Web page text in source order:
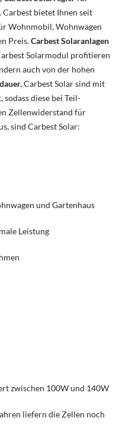
Carbest bietet Ihnen seit
Wohnmobil, Wohnwagen
Preis.Carbest Solaranlagen
Solarmodul profitieren
auch von der hohen
Carbest Solar sind mit
diese bei Teil-
Zellenwiderstand für
sind Carbest Solar:
und Gartenhaus
Leistung
zwischen 100W und 140W
liefern die Zellen noch